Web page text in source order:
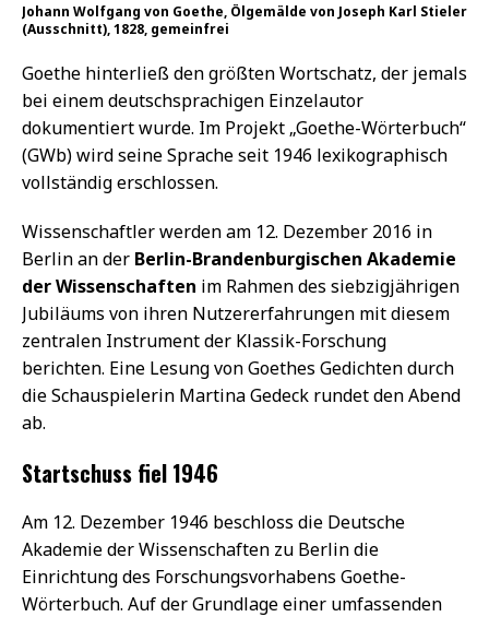
Johann Wolfgang von Goethe, Ölgemälde von Joseph Karl Stieler
(Ausschnitt), 1828, gemeinfrei
Goethe hinterließ den größten Wortschatz, der jemals
bei einem deutschsprachigen Einzelautor
dokumentiert wurde. Im Projekt „Goethe-Wörterbuch“
(GWb) wird seine Sprache seit 1946 lexikographisch
vollständig erschlossen.
Wissenschaftler werden am 12. Dezember 2016 in
Berlin an der Berlin-Brandenburgischen Akademie
der Wissenschaften im Rahmen des siebzigjährigen
Jubiläums von ihren Nutzererfahrungen mit diesem
zentralen Instrument der Klassik-Forschung
berichten. Eine Lesung von Goethes Gedichten durch
die Schauspielerin Martina Gedeck rundet den Abend
ab.
Startschuss fiel 1946
Am 12. Dezember 1946 beschloss die Deutsche
Akademie der ­Wissenschaften zu Berlin die
Einrichtung des Forschungsvorhabens Goethe-
Wörterbuch. Auf der Grundlage einer umfassenden